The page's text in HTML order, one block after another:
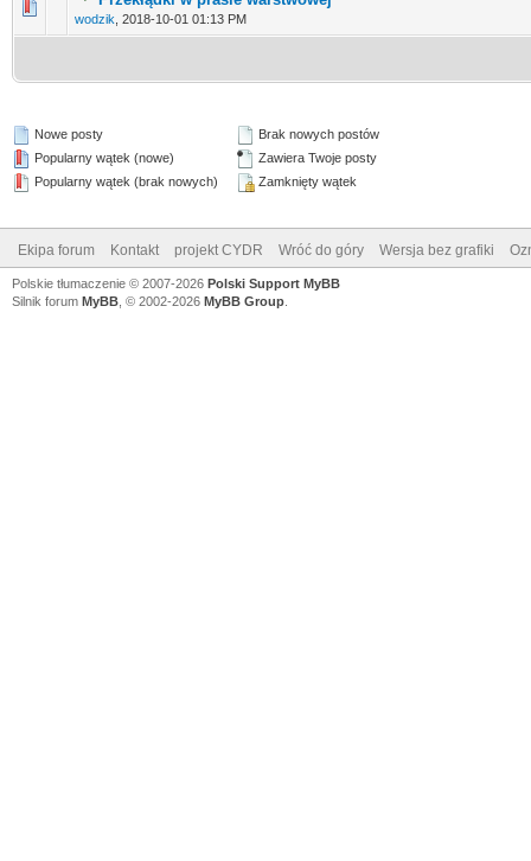
wodzik 2018-10-01 01:13 PM
Nowe posty
Popularny wątek (nowe)
Popularny wątek (brak nowych)
Brak nowych postów
Zawiera Twoje posty
Zamknięty wątek
Ekipa forum Kontakt projekt CYDR Wróć do góry Wersja bez grafiki
Polskie tłumaczenie © 2007-2026 Polski Support MyBB
Silnik forum MyBB , © 2002-2026 MyBB Group